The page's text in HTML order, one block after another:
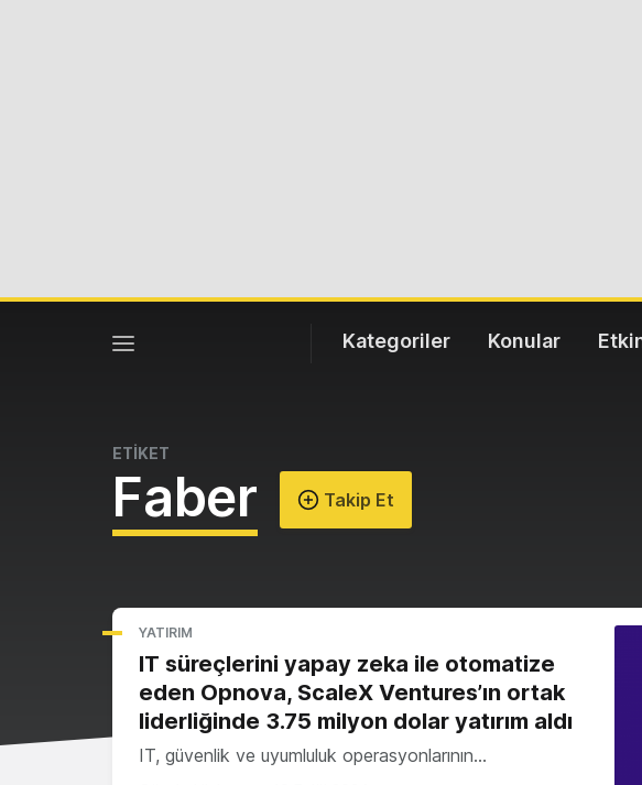
Kategoriler Konular
ETİKET
Faber Takip Et
YATIRIM
IT süreçlerini yapay zeka ile otomatize
eden Opnova, ScaleX Ventures’ın ortak
liderliğinde 3.75 milyon dolar yatırım aldı
IT, güvenlik ve uyumluluk operasyonlarının…